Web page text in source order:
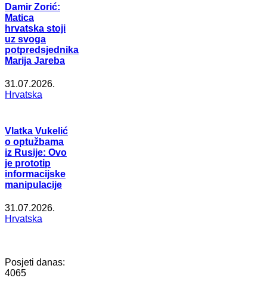
Damir Zorić:
Matica
hrvatska stoji
uz svoga
potpredsjednika
Marija Jareba
31.07.2026.
Hrvatska
Vlatka Vukelić
o optužbama
iz Rusije: Ovo
je prototip
informacijske
manipulacije
31.07.2026.
Hrvatska
Posjeti danas:
4065